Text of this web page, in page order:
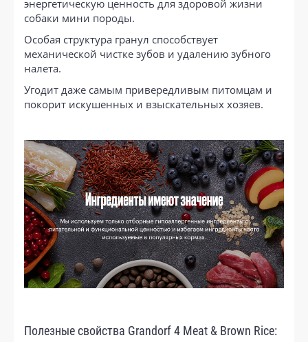
энергетическую ценность для здоровой жизни
собаки мини породы.
Особая структура гранул способствует
механической чистке зубов и удалению зубного
налета.
Угодит даже самым привередливым питомцам и
покорит искушенных и взыскательных хозяев.
Полезные свойства Grandorf 4 Meat & Brown Rice: